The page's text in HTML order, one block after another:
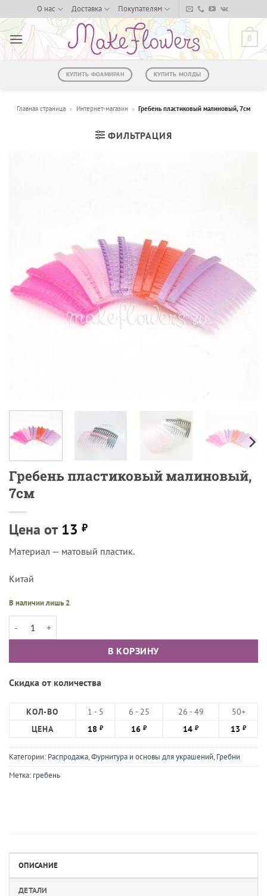
to
content
О нас Доставка Покупателям
0
КУПИТЬ ФОАМИРАН КУПИТЬ МОЛДЫ
Главная страница » Интернет-магазин » Гребень пластиковый малиновый, 7см
ФИЛЬТРАЦИЯ
Гребень пластиковый малиновый,
7см
Цена от 13 ₽
Материал — матовый пластик.
Китай
В наличии лишь 2
Количество товара Гребень пластиковый малиновый, 7см
В КОРЗИНУ
Скидка от количества
КОЛ-ВО 1 - 5 6 - 25 26 - 49
50+
ЦЕНА
18 ₽ 16 ₽ 14 ₽ 13 ₽
Категории: Распродажа,Фурнитура и основы для украшений, Гребни
Метка: гребень
ОПИСАНИЕ
ДЕТАЛИ